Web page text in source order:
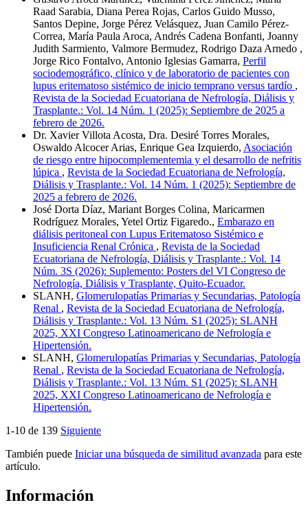
Raad Sarabia, Diana Perea Rojas, Carlos Guido Musso,
Santos Depine, Jorge Pérez Velásquez, Juan Camilo Pérez-
Correa, María Paula Aroca, Andrés Cadena Bonfanti, Joanny
Judith Sarmiento, Valmore Bermudez, Rodrigo Daza Arnedo ,
Jorge Rico Fontalvo, Antonio Iglesias Gamarra, Perfil
sociodemográfico, clínico y de laboratorio de pacientes con
lupus eritematoso sistémico de inicio temprano versus tardío ,
Revista de la Sociedad Ecuatoriana de Nefrología, Diálisis y
Trasplante.: Vol. 14 Núm. 1 (2025): Septiembre de 2025 a
febrero de 2026.
Dr. Xavier Villota Acosta, Dra. Desiré Torres Morales,
Oswaldo Alcocer Arias, Enrique Gea Izquierdo, Asociación
de riesgo entre hipocomplementemia y el desarrollo de nefritis
lúpica , Revista de la Sociedad Ecuatoriana de Nefrología,
Diálisis y Trasplante.: Vol. 14 Núm. 1 (2025): Septiembre de
2025 a febrero de 2026.
José Dorta Díaz, Mariant Borges Colina, Maricarmen
Rodríguez Morales, Yetel Ortiz Figaredo., Embarazo en
diálisis peritoneal con Lupus Eritematoso Sistémico e
Insuficiencia Renal Crónica , Revista de la Sociedad
Ecuatoriana de Nefrología, Diálisis y Trasplante.: Vol. 14
Núm. 3S (2026): Suplemento: Posters del VI Congreso de
Nefrología, Diálisis y Trasplante, Quito-Ecuador.
SLANH, Glomerulopatías Primarias y Secundarias, Patología
Renal , Revista de la Sociedad Ecuatoriana de Nefrología,
Diálisis y Trasplante.: Vol. 13 Núm. S1 (2025): SLANH
2025, XXI Congreso Latinoamericano de Nefrología e
Hipertensión.
SLANH, Glomerulopatías Primarias y Secundarias, Patología
Renal , Revista de la Sociedad Ecuatoriana de Nefrología,
Diálisis y Trasplante.: Vol. 13 Núm. S1 (2025): SLANH
2025, XXI Congreso Latinoamericano de Nefrología e
Hipertensión.
1-10 de 139 Siguiente
También puede Iniciar una búsqueda de similitud avanzada para este
artículo.
Información